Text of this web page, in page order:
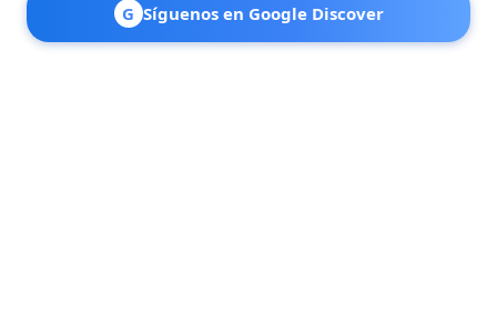
G Síguenos en Google Discover